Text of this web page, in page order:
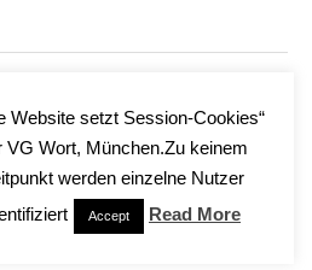
Website setzt Session-Cookies“
VG Wort, München.Zu keinem
werden einzelne Nutzer
Accept Read More